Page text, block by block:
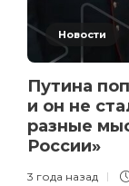
Новости
Путина
и он не
разные
России»
3 года назад